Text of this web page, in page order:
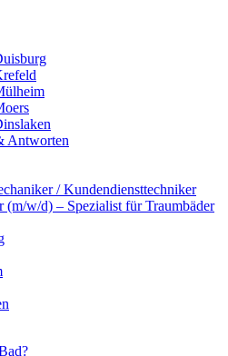
Antworten
/ Kundendiensttechniker
(m/w/d) – Spezialist für Traumbäder